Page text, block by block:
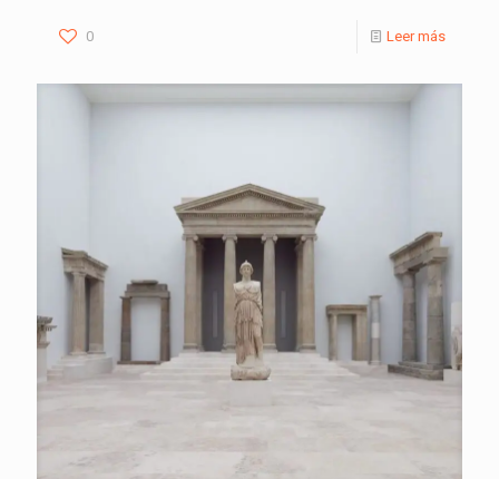
0 Leer más